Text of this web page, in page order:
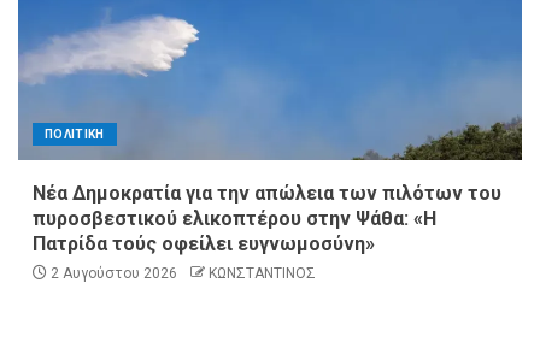
ΠΟΛΙΤΙΚΗ
Νέα Δημοκρατία για την απώλεια των πιλότων του
πυροσβεστικού ελικοπτέρου στην Ψάθα: «Η
Πατρίδα τούς οφείλει ευγνωμοσύνη»
2 Αυγούστου 2026 ΚΩΝΣΤΑΝΤΙΝΟΣ